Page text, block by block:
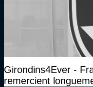
Girondins4Ever -
remercient